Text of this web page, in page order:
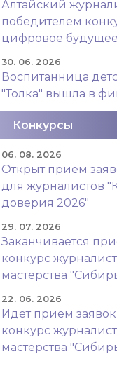
Алтайский
победителем
цифровое
30. 06. 2026
Воспитанница
"Толка" вышла в
Конкурсы
06. 08. 2026
Открыт прием
для журналистов
доверия 2026"
29. 07. 2026
Заканчивается
конкурс
мастерства
22. 06. 2026
Идет прием заявок
конкурс
мастерства